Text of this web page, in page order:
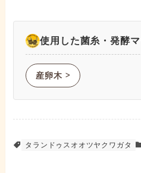
使用した菌糸・発酵マ
産卵木 ᐳ
タランドゥスオオツヤクワガタ